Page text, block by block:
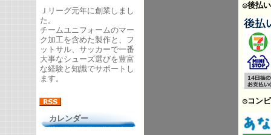
Ｊリーグ元年に創業しまし
た。
チームユニフォームのマー
ク加工を含めた製作と、フ
ットサル、サッカーで一番
大事なシューズ選びを豊富
な経験と知識でサポートし
ます。
カレンダー
◎後払
◎コン